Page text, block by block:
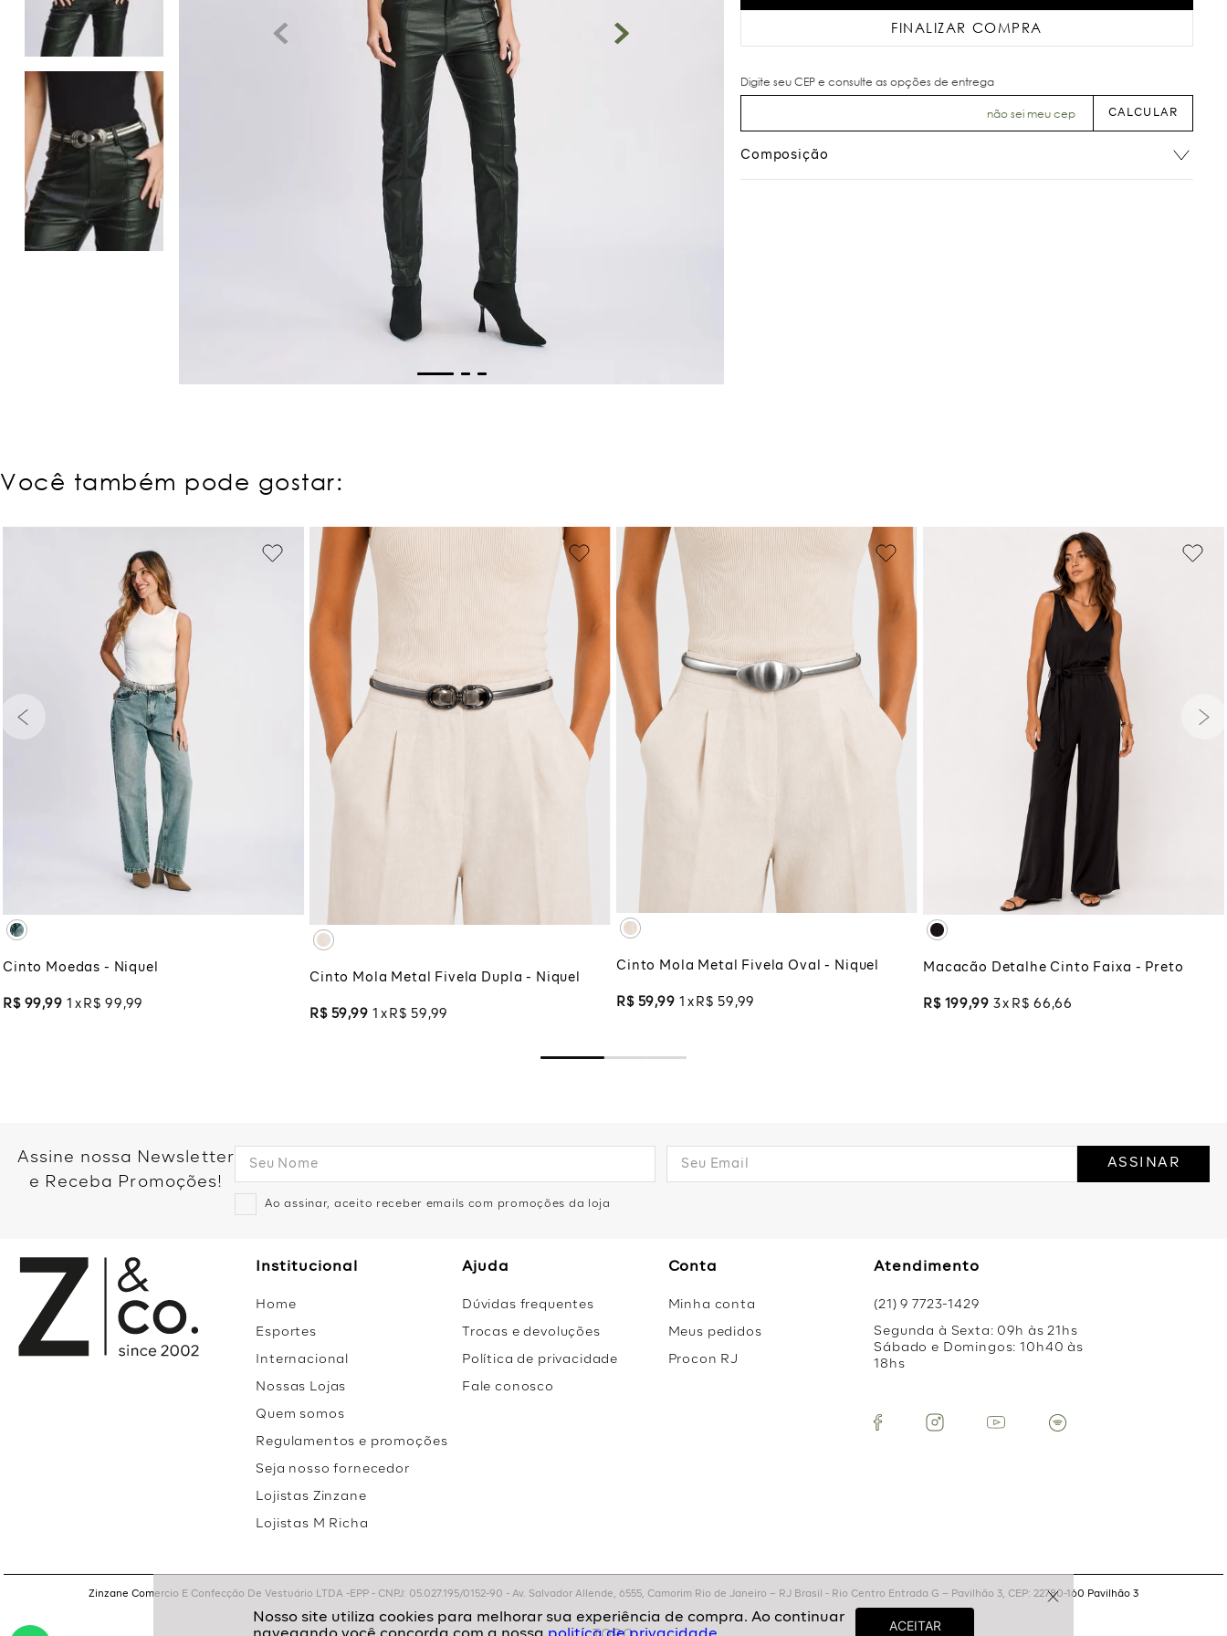
FINALIZAR COMPRA
não sei meu cep
Composição
Você também pode gostar:
UNICO
ADICIONAR À SACOLA
Cinto Moedas - Niquel
R$ 99,99 1 R$ 99 ,99
UNICO
ADICIONAR À SACOLA
Cinto Mola Metal Fivela Dupla - Niquel
R$ 59,99 1 R$ 59 ,99
UNICO
ADICIONAR À SACOLA
Cinto Mola Metal Fivela Oval - Niquel
R$ 59,99 1 R$ 59 ,99
G
M
XGG
ADICIONAR À SACOLA
Macacão Detalhe Cinto Faixa - Preto
R$ 199,99 3 R$ 66 ,66
Assine nossa Newsletter
e Receba Promoções!
Ao assinar, aceito receber emails com promoções da loja
ASSINAR
Institucional
Home
Esportes
Internacional
Nossas Lojas
Quem somos
Regulamentos e promoções
Seja nosso fornecedor
Lojistas Zinzane
Lojistas M Richa
Ajuda
Dúvidas frequentes
Trocas e devoluções
Política de privacidade
Fale conosco
Conta
Minha conta
Meus pedidos
Procon RJ
Atendimento
(21) 9 7723-1429
Segunda à Sexta: 09h às 21hs
Sábado e Domingos: 10h40 às
18hs
Zinzane Comercio E Confecção De Vestuário LTDA -EPP - CNPJ: 05.027.195/0152-90 - Av. Salvador Allende, 6555, Camorim Rio de Janeiro – RJ Brasil - Rio Centro Entrada G – Pavilhão 3, CEP: 22780-160 Pavilhão 3